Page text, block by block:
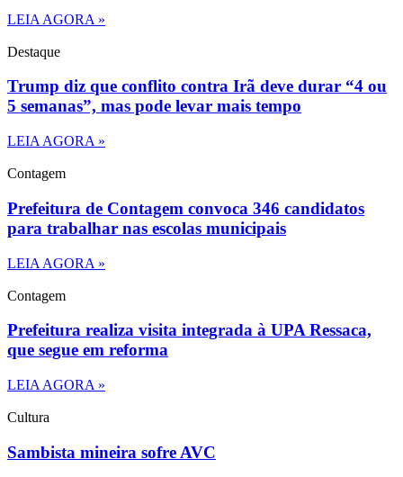
LEIA AGORA »
Destaque
Trump diz que conflito contra Irã deve durar “4 ou
5 semanas”, mas pode levar mais tempo
LEIA AGORA »
Contagem
Prefeitura de Contagem convoca 346 candidatos
para trabalhar nas escolas municipais
LEIA AGORA »
Contagem
Prefeitura realiza visita integrada à UPA Ressaca,
que segue em reforma
LEIA AGORA »
Cultura
Sambista mineira sofre AVC